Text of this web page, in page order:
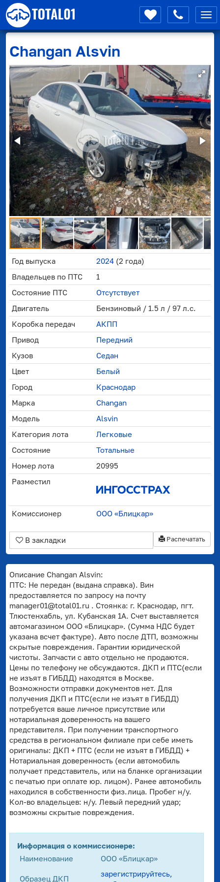
Changan Alsvin
Год выпуска 2024 (2 года)
Владельцев по ПТС
1
Состояние ПТС
Отсутствует
Двигатель
Бензиновый / 1.5 л / 97 л.с.
Коробка передач
АКПП
Привод
Передний
Кузов
Седан
Цвет
Белый
Город
Краснодар
Марка
Changan
Модель
Alsvin
Категория лота
Легковые
Состояние
Тотальные
Номер лота
20995
Разместил
Комиссионер ООО «Блицкар»
Распечатать
В закладки
Описание Changan Alsvin:
ПТС: Не передан (выдана справка). Вин
предоставляется по запросу на почту
manager01@total01.ru . Стоянка: г. Краснодар, пгт.
Тлюстенхабль, ул. Кубанская 1А. Счет выставляется
автомагазином ООО «Блицкар». (Сумма НДС будет
указана всчет фактуре). Авто после ДТП, возможны
скрытые повреждения. Гарантии юридической
чистоты. Запчасти с авто отдельно не продаются.
Цены по телефону не обсуждаются. ДКП и ПТС(если
не изъят в ГИБДД) находятся в Москве.
Возможности отправки документов нет. Для
получения ДКП и ПТС(если не изъят в ГИБДД)
потребуется ваше личное присутствие или
нотариальная доверенность на вашего
представителя. При получении транспортного
средства в региональном филиале при себе иметь
оригиналы: ДКП + ПТС (если не изъят в ГИБДД) +
Нотариальная доверенность (если автомобиль
получает представитель, или на бланке организации
с печатью при оплате юр. лицом). Ранее автомобиль
находился в собственности физ.лица. Пробег н/у.
Кол-во владельцев: н/у. Левый передний удар;
возможны скрытые повреждения.
Информация о коммиссионере:
Наименование
ООО «Блицкар»
Образец ДКП
зарегистрируйтесь,